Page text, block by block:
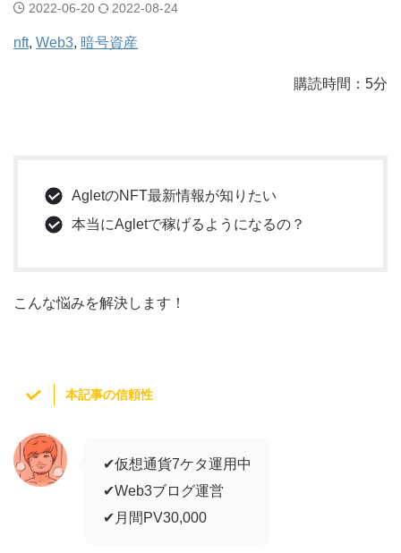
2022-06-20 2022-08-24
nft, Web3, 暗号資産
購読時間：5分
AgletのNFT最新情報が知りたい
本当にAgletで稼げるようになるの？
こんな悩みを解決します！
本記事の信頼性
✔︎仮想通貨7ケタ運用中
✔︎Web3ブログ運営
✔︎月間PV30,000